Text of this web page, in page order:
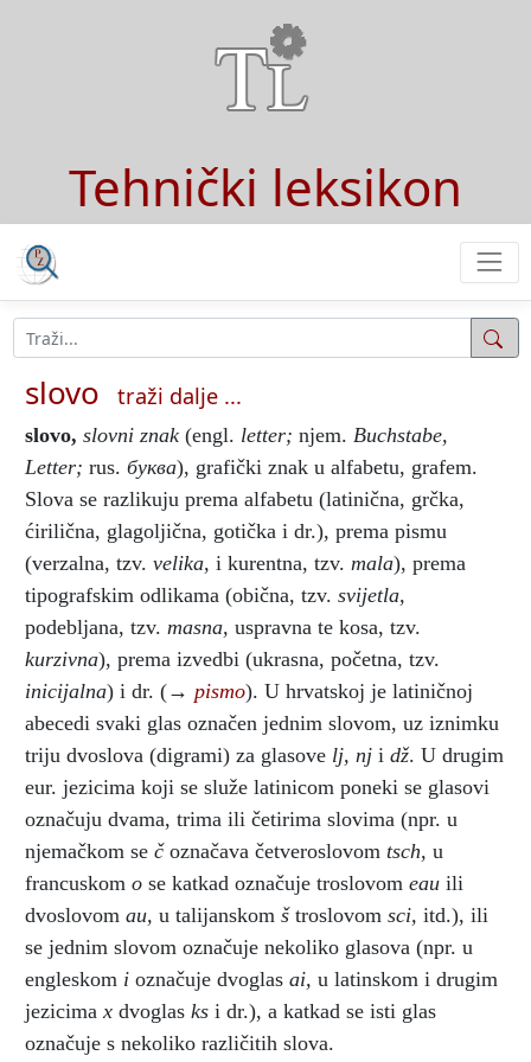
Tehnički leksikon
slovo traži dalje ...
slovo, slovni znak (engl. letter; njem. Buchstabe,
Letter; rus. буква), grafički znak u alfabetu, grafem.
Slova se razlikuju prema alfabetu (latinična, grčka,
ćirilična, glagoljična, gotička i dr.), prema pismu
(verzalna, tzv. velika, i kurentna, tzv. mala), prema
tipografskim odlikama (obična, tzv. svijetla,
podebljana, tzv. masna, uspravna te kosa, tzv.
kurzivna), prema izvedbi (ukrasna, početna, tzv.
inicijalna) i dr. (→ pismo). U hrvatskoj je latiničnoj
abecedi svaki glas označen jednim slovom, uz iznimku
triju dvoslova (digrami) za glasove lj, nj i dž. U drugim
eur. jezicima koji se služe latinicom poneki se glasovi
označuju dvama, trima ili četirima slovima (npr. u
njemačkom se čoznačava četveroslovom tsch, u
francuskom o se katkad označuje troslovom eau ili
dvoslovom au, u talijanskom štroslovom sci, itd.), ili
se jednim slovom označuje nekoliko glasova (npr. u
engleskom i označuje dvoglas ai, u latinskom i drugim
jezicimax dvoglas ks i dr.), a katkad se isti glas
označuje s nekoliko različitih slova.